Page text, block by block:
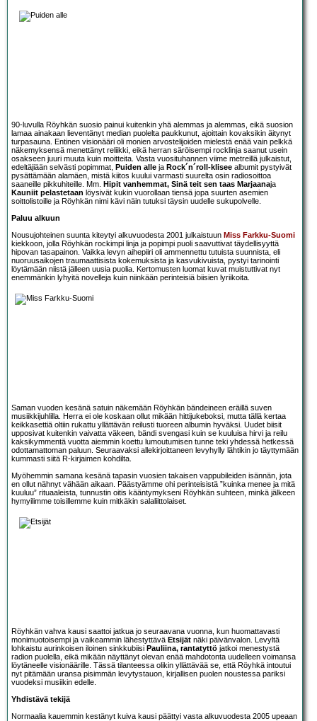
90-luvulla Röyhkän suosio painui kuitenkin yhä alemmas ja alemmas, eikä suosion
lamaa ainakaan lieventänyt median puolelta paukkunut, ajoittain kovaksikin äitynyt
turpasauna. Entinen visionääri oli monien arvostelijoiden mielestä enää vain pelkkä
näkemyksensä menettänyt reliikki, eikä herran säröisempi rocklinja saanut usein
osakseen juuri muuta kuin moitteita. Vasta vuosituhannen viime metreillä julkaistut,
edeltäjiään selvästi popimmat, Puiden alle ja Rock´n´roll-klisee albumit pystyivät
pysättämään alamäen, mistä kiitos kuului varmasti suurelta osin radiosoittoa
saaneille pikkuhiteille. Mm. Hipit vanhemmat, Sinä teit sen taas Marjaanaja
Kauniit pelastetaan löysivät kukin vuorollaan tiensä jopa suurten asemien
soittolistoille ja Röyhkän nimi kävi näin tutuksi täysin uudelle sukupolvelle.
Paluu alkuun
Nousujohteinen suunta kiteytyi alkuvuodesta 2001 julkaistuun Miss Farkku-Suomi
kiekkoon, jolla Röyhkän rockimpi linja ja popimpi puoli saavuttivat täydellisyyttä
hipovan tasapainon. Vaikka levyn aihepiiri oli ammennettu tutuista suunnista, eli
nuoruusaikojen traumaattisista kokemuksista ja kasvukivuista, pystyi tarinointi
löytämään niistä jälleen uusia puolia. Kertomusten luomat kuvat muistuttivat nyt
enemmänkin lyhyitä novelleja kuin niinkään perinteisiä biisien lyriikoita.
Saman vuoden kesänä satuin näkemään Röyhkän bändeineen eräillä suven
musiikkijuhlilla. Herra ei ole koskaan ollut mikään hittijukeboksi, mutta tällä kertaa
keikkasettiä oltiin rukattu yllättävän reilusti tuoreen albumin hyväksi. Uudet biisit
upposivat kuitenkin vaivatta väkeen, bändi svengasi kuin se kuuluisa hirvi ja reilu
kaksikymmentä vuotta aiemmin koettu lumoutumisen tunne teki yhdessä hetkessä
odottamattoman paluun. Seuraavaksi allekirjoittaneen levyhylly lähtikin jo täyttymään
kummasti siitä R-kirjaimen kohdilta.
Myöhemmin samana kesänä tapasin vuosien takaisen vappubileiden isännän, jota
en ollut nähnyt vähään aikaan. Päästyämme ohi perinteisistä ”kuinka menee ja mitä
kuuluu” rituaaleista, tunnustin oitis kääntymykseni Röyhkän suhteen, minkä jälkeen
hymyilimme toisillemme kuin mitkäkin salaliittolaiset.
Röyhkän vahva kausi saattoi jatkua jo seuraavana vuonna, kun huomattavasti
monimuotoisempi ja vaikeammin lähestyttävä Etsijät näki päivänvalon. Levyltä
lohkaistu aurinkoisen iloinen sinkkubiisi Pauliina, rantatyttö jatkoi menestystä
radion puolella, eikä mikään näyttänyt olevan enää mahdotonta uudelleen voimansa
löytäneelle visionäärille. Tässä tilanteessa olikin yllättävää se, että Röyhkä intoutui
nyt pitämään uransa pisimmän levytystauon, kirjallisen puolen noustessa pariksi
vuodeksi musiikin edelle.
Yhdistävä tekijä
Normaalia kauemmin kestänyt kuiva kausi päättyi vasta alkuvuodesta 2005 upeaan